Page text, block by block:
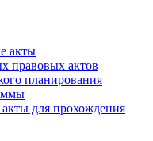
акты
правовых актов
планирования
для прохождения